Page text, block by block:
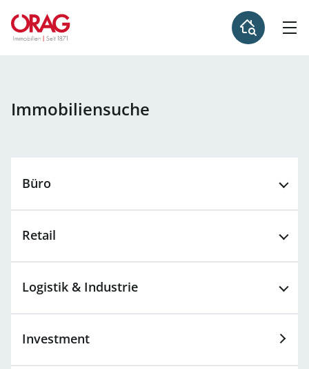
Immobiliensuche
Büro
Retail
Logistik & Industrie
Investment